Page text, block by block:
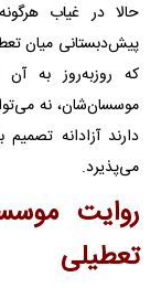
حالا در غیاب
پیش‌دبستانی میان
که روزبه‌روز به آن
موسسان‌شان، نه
دارند آزادانه
می‌پذیرد.
تعطیلی